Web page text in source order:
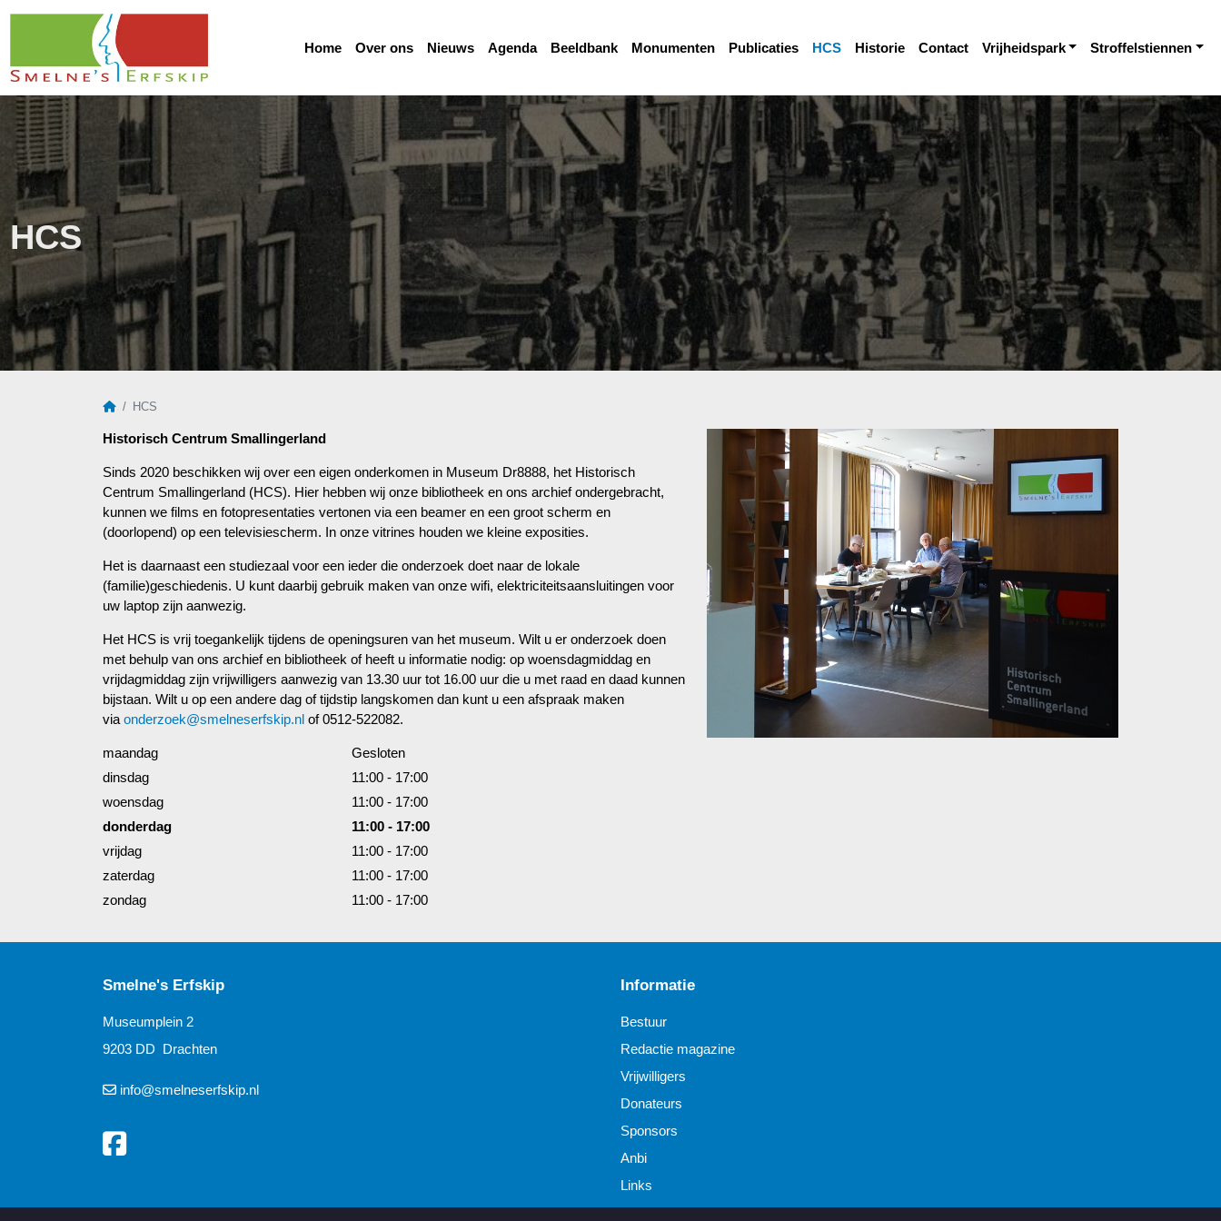
Home Over ons Nieuws Agenda Beeldbank Monumenten Publicaties HCS Historie Contact Vrijheidspark Stroffelstiennen
HCS
HomeHCS
Historisch Centrum Smallingerland
Sinds 2020 beschikken wij over een eigen onderkomen in Museum Dr8888, het Historisch
Centrum Smallingerland (HCS). Hier hebben wij onze bibliotheek en ons archief ondergebracht,
kunnen we films en fotopresentaties vertonen via een beamer en een groot scherm en
(doorlopend) op een televisiescherm. In onze vitrines houden we kleine exposities.
Het is daarnaast een studiezaal voor een ieder die onderzoek doet naar de lokale
(familie)geschiedenis. U kunt daarbij gebruik maken van onze wifi, elektriciteitsaansluitingen voor
uw laptop zijn aanwezig.
Het HCS is vrij toegankelijk tijdens de openingsuren van het museum. Wilt u er onderzoek doen
met behulp van ons archief en bibliotheek of heeft u informatie nodig: op woensdagmiddag en
vrijdagmiddag zijn vrijwilligers aanwezig van 13.30 uur tot 16.00 uur die u met raad en daad kunnen
bijstaan. Wilt u op een andere dag of tijdstip langskomen dan kunt u een afspraak maken
viaonderzoek@smelneserfskip.nl of 0512-522082.
maandag
Gesloten
dinsdag
11:00 - 17:00
woensdag
11:00 - 17:00
donderdag
11:00 - 17:00
vrijdag
11:00 - 17:00
zaterdag
11:00 - 17:00
zondag
11:00 - 17:00
Smelne's Erfskip
Museumplein 2
9203 DD Drachten
info@smelneserfskip.nl
Informatie
Bestuur
Redactie magazine
Vrijwilligers
Donateurs
Sponsors
Anbi
Links